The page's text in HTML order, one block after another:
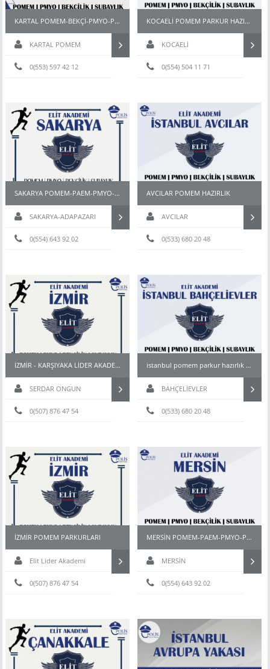
KARTAL POMEM-BEKÇİ-PMYO-PÖH- HAZIRLIK KURSU
KARTAL POMEM
PARKUR HAZIRLIK KURSU
0(553) 597 42 12
KOCAELİ POMEM PARKUR HAZIRLIK
KOCAELİ
0(554) 504 11 71
SAKARYA POMEM-PAEM-PMYO-PÖH- HAZIRLIK KURSU
SAKARYA-ADAPAZARI
0(554) 643 92 02
AVCILAR POMEM HAZIRLIK
AVCILAR
0(533) 680 20 48
İZMİR - KARŞIYAKA LİDER AKADEMİ Pomem & Pmyo Parkur Hazırlık Kursu
SERDAR ONGUN
0(507) 876 47 54
istanbul pomem parkur hazırlık kursu
BAHÇELİEVLER
0(533) 680 20 48
İZMİR POMEM PARKURLARI
Elit Lider Akademi
0(507) 876 47 54
MERSİN POMEM-PAEM-PMYO-PÖH- HAZIRLIK KURSU
MERSİN
0(554) 643 92 02